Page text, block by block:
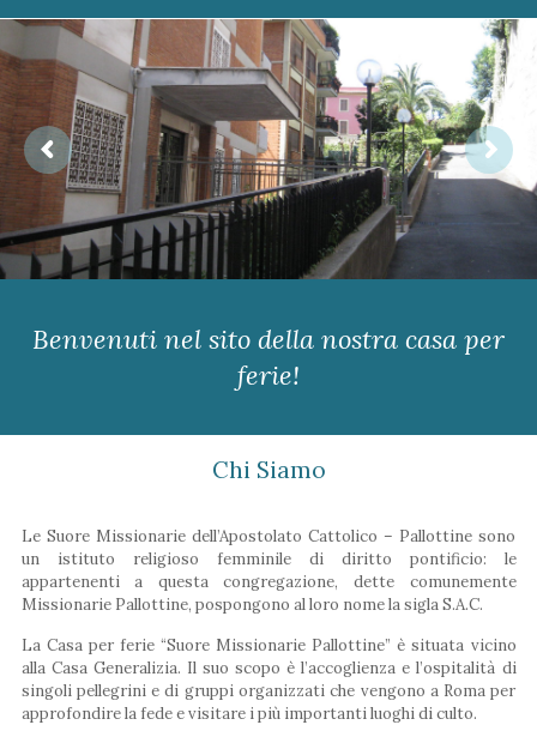
Benvenuti nel sito della nostra casa per
ferie!
Chi Siamo
Le Suore Missionarie dell’Apostolato Cattolico – Pallottine sono
un istituto religioso femminile di diritto pontificio: le
appartenenti a questa congregazione, dette comunemente
Missionarie Pallottine, pospongono al loro nome la sigla S.A.C.
La Casa per ferie “Suore Missionarie Pallottine” è situata vicino
alla Casa Generalizia. Il suo scopo è l’accoglienza e l’ospitalità di
singoli pellegrini e di gruppi organizzati che vengono a Roma per
approfondire la fede e visitare i più importanti luoghi di culto.